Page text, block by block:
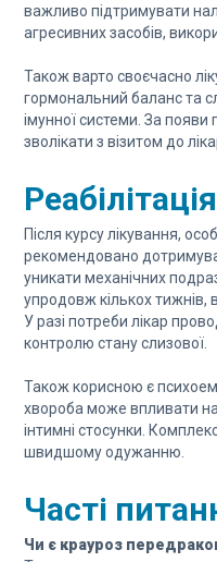
важливо підтримувати
агресивних засобів,
Також варто своєчасно
гормональний баланс та
імунної системи. За
зволікати з візитом до
Реабілітація
Після курсу лікування,
рекомендовано
уникати механічних
упродовж кількох тижнів,
У разі потреби лікар
контролю стану слизової.
Також корисною є
хвороба може впливати на
інтимні стосунки.
швидшому одужанню.
Часті
Чи є крауроз